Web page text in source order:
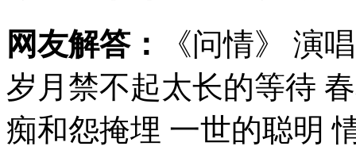
网友解答：
《问情》 演
岁月禁不起太长的等待
痴和怨掩埋 一世的聪明